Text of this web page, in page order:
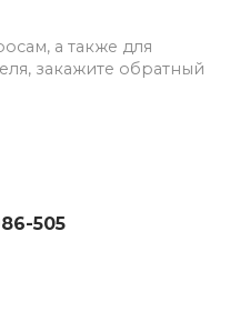
а также для
закажите обратный
505